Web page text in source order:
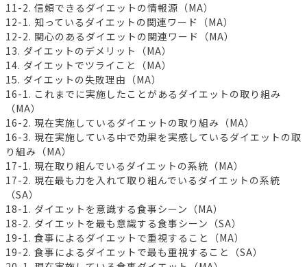
11-2. 信頼できるダイエットの情報源（MA）
12-1. 知っているダイエットの関連ワード（MA）
12-2. 関心のあるダイエットの関連ワード（MA）
13. ダイエットのデメリット（MA）
14. ダイエットでツライこと（MA）
15. ダイエットの失敗理由（MA）
16-1. これまでに実施したことがあるダイエットの取り組み
（MA）
16-2. 現在実施しているダイエットの取り組み（MA）
16-3. 現在実施している中で効果を実感しているダイエットの取
り組み（MA）
17-1. 現在取り組んでいるダイエットの系統（MA）
17-2. 現在最も力を入れて取り組んでいるダイエットの系統
（SA）
18-1. ダイエットを意識する食事シーン（MA）
18-2. ダイエットを最も意識する食事シーン（SA）
19-1. 食事によるダイエットで重視すること（MA）
19-2. 食事によるダイエットで最も重視すること（SA）